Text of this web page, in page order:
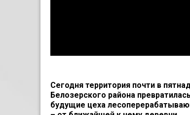
Сегодня территория почти в
Белозерского района
будущие цеха